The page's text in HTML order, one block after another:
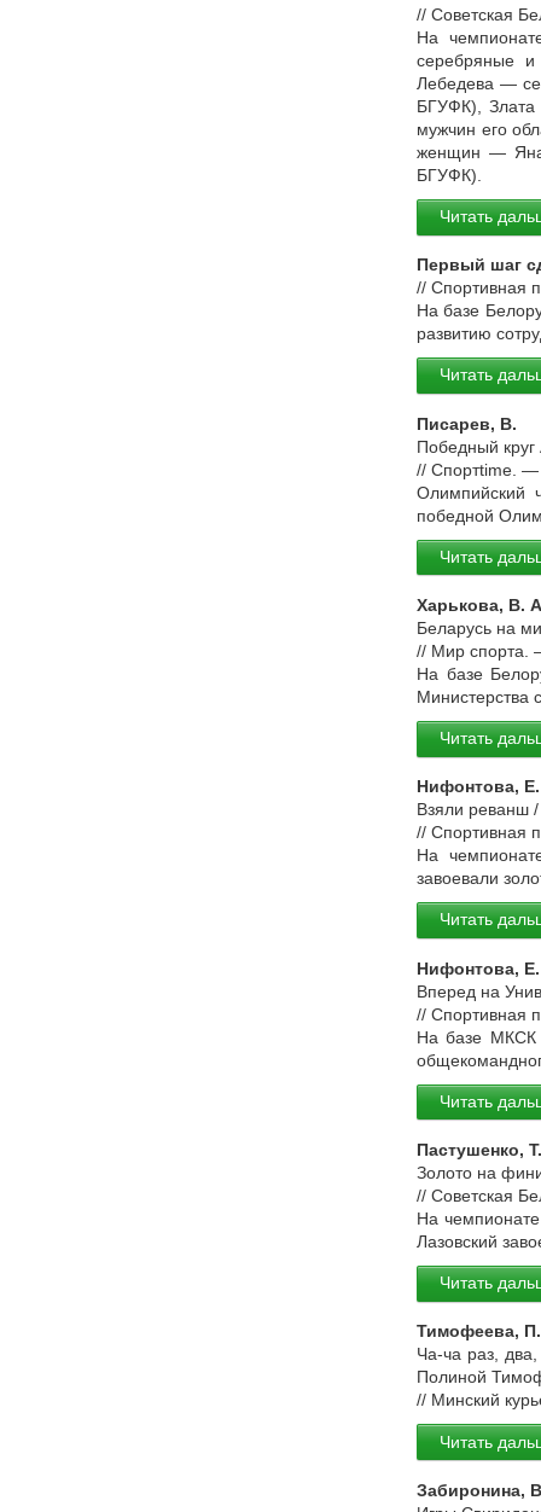
// Советская
На
серебряные
Лебедева —
БГУФК), Злата
мужчин его
женщин — Яна
БГУФК).
Читать
Первый шаг
// Спортивная
На базе
развитию
Читать
Писарев, В.
Победный
// Спортtime.
Олимпийский
победной
Читать
Харькова, В.
Беларусь на
// Мир
На базе
Министерства
Читать
Нифонтова, Е.
Взяли реванш
// Спортивная
На
завоевали
Читать
Нифонтова, Е.
Вперед на
// Спортивная
На базе МКСК
Читать
Пастушенко, Т.
Золото на
// Советская
На
Лазовский
Читать
Тимофеева, П.
Ча-ча раз,
Полиной
// Минский
Читать
Забиронина,